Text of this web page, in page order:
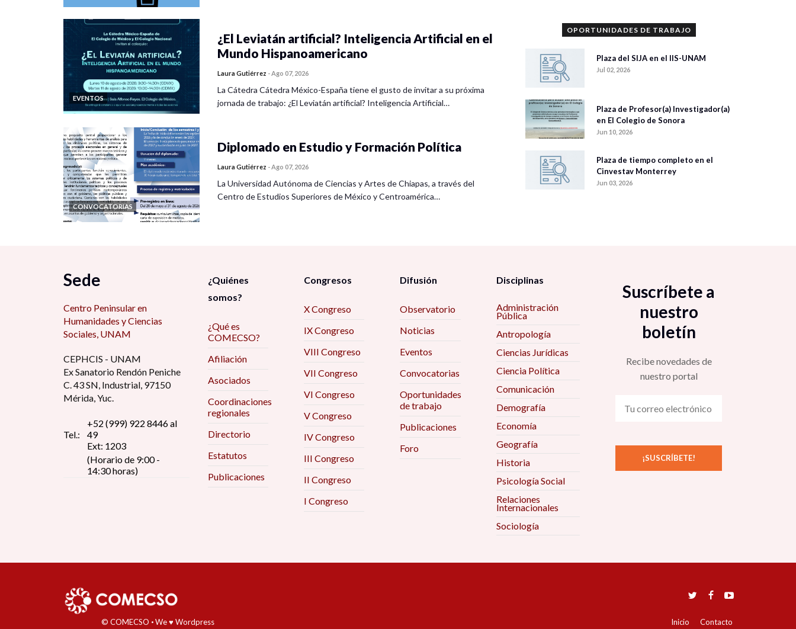
EVENTOS
¿El Leviatán artificial? Inteligencia Artificial en el
Mundo Hispanoamericano
Laura Gutiérrez -Ago 07, 2026
La Cátedra Cátedra México-España tiene el gusto de invitar a su próxima
jornada de trabajo: ¿El Leviatán artificial? Inteligencia Artificial…
CONVOCATORIAS
Diplomado en Estudio y Formación Política
Laura Gutiérrez -Ago 07, 2026
La Universidad Autónoma de Ciencias y Artes de Chiapas, a través del
Centro de Estudios Superiores de México y Centroamérica…
OPORTUNIDADES DE TRABAJO
Plaza del SIJA en el IIS-UNAM
Jul 02, 2026
Plaza de Profesor(a) Investigador(a)
en El Colegio de Sonora
Jun 10, 2026
Plaza de tiempo completo en el
Cinvestav Monterrey
Jun 03, 2026
Sede
Centro Peninsular en
Humanidades y Ciencias
Sociales, UNAM
CEPHCIS - UNAM
Ex Sanatorio Rendón Peniche
C. 43 SN, Industrial, 97150
Mérida, Yuc.
Tel.:
+52 (999) 922 8446 al
49
Ext: 1203
(Horario de 9:00 -
14:30 horas)
¿Quiénes
somos?
¿Qué es
COMECSO?
Afiliación
Asociados
Coordinaciones
regionales
Directorio
Estatutos
Publicaciones
Congresos
X Congreso
IX Congreso
VIII Congreso
VII Congreso
VI Congreso
V Congreso
IV Congreso
III Congreso
II Congreso
I Congreso
Difusión
Observatorio
Noticias
Eventos
Convocatorias
Oportunidades
de trabajo
Publicaciones
Foro
Disciplinas
Administración
Pública
Antropología
Ciencias Jurídicas
Ciencia Política
Comunicación
Demografía
Economía
Geografía
Historia
Psicología Social
Relaciones
Internacionales
Sociología
Suscríbete a
nuestro
boletín
Recibe novedades de
nuestro portal
© COMECSO ·We ♥ Wordpress Inicio Contacto